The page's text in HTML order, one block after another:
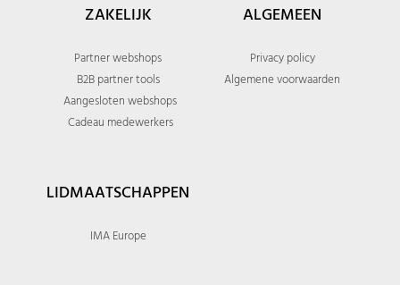
ZAKELIJK
Partner webshops
B2B partner tools
Aangesloten webshops
Cadeau medewerkers
ALGEMEEN
Privacy policy
Algemene voorwaarden
LIDMAATSCHAPPEN
IMA Europe